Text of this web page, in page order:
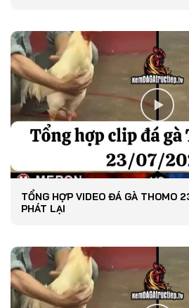
TỔNG HỢP VIDEO ĐÁ GÀ
PHÁT LẠI